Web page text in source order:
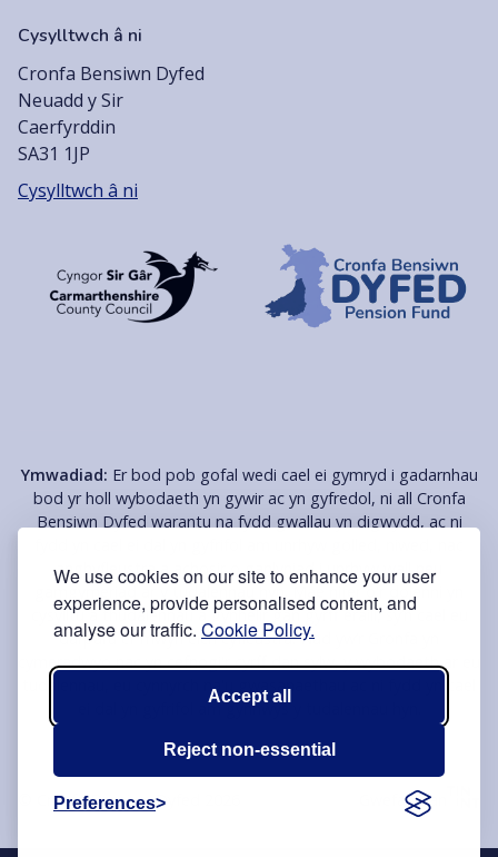
We use cookies on our site to enhance your user
experience, provide personalised content, and
analyse our traffic. Cookie Policy.
Accept all
Reject non-essential
Preferences
Cysylltwch â ni
Cronfa Bensiwn Dyfed
Neuadd y Sir
Caerfyrddin
SA31 1JP
Cysylltwch â ni
Ymwadiad: Er bod pob gofal wedi cael ei gymryd i gadarnhau
bod yr holl wybodaeth yn gywir ac yn gyfredol, ni all Cronfa
Bensiwn Dyfed warantu na fydd gwallau yn digwydd, ac ni
anghyfleustra a achosir o ganlyniad i unrhyw wall neu
gamgymeriad ar y tudalennau hyn. Mae nifer o'r dolenni yn
cysylltu â thudalennau â gynhelir gan gyrff eraill, sy’n cael eu
darparu er mwyn eich cyfleustra. Nad yw’r Gronfa yn
cymeradwyo nac yn cefnogi'r cyrff dan sylw, y wybodaeth ar eu
tudalennau, eu cynnyrch na'u gwasanaethau ac ni fydd yn cael
ei dal yn gyfrifol am gynnwys y tudalennau hyn.
© Cronfa Bensiwn Dyfed 2026 Gwefan gan